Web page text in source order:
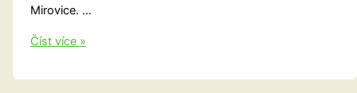
Mirovice. …
Ballada
rokoka
Číst více »